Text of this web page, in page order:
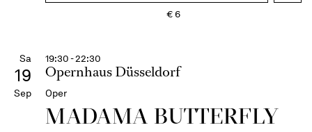
€6
Sa
19
Sep
19:30 - 22:30
Opernhaus Düsseldorf
Oper
MADAMA BUTTER­FLY